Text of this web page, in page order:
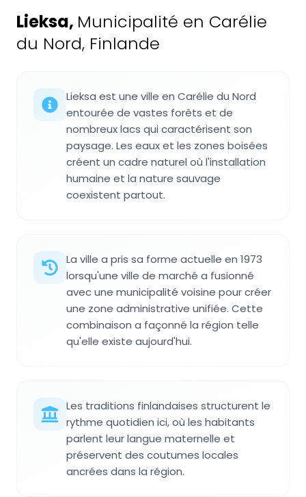
Lieksa, Municipalité en Carélie
du Nord, Finlande
Lieksa est une ville en Carélie du Nord
entourée de vastes forêts et de
nombreux lacs qui caractérisent son
paysage. Les eaux et les zones boisées
créent un cadre naturel où l'installation
humaine et la nature sauvage
coexistent partout.
La ville a pris sa forme actuelle en 1973
lorsqu'une ville de marché a fusionné
avec une municipalité voisine pour créer
une zone administrative unifiée. Cette
combinaison a façonné la région telle
qu'elle existe aujourd'hui.
Les traditions finlandaises structurent le
rythme quotidien ici, où les habitants
parlent leur langue maternelle et
préservent des coutumes locales
ancrées dans la région.